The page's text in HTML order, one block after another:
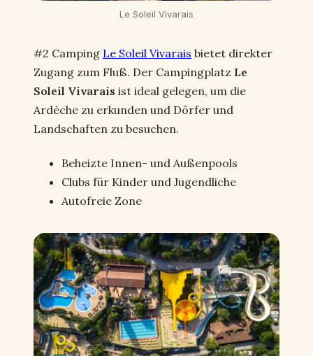
Le Soleil Vivarais
#2 Camping Le Soleil Vivarais bietet direkter
Zugang zum Fluß. Der Campingplatz Le
Soleil Vivarais ist ideal gelegen, um die
Ardèche zu erkunden und Dörfer und
Landschaften zu besuchen.
Beheizte Innen- und Außenpools
Clubs für Kinder und Jugendliche
Autofreie Zone